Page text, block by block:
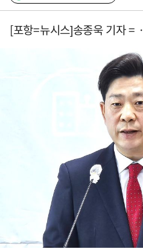
[포항=뉴시스]송종욱 기자 = ·